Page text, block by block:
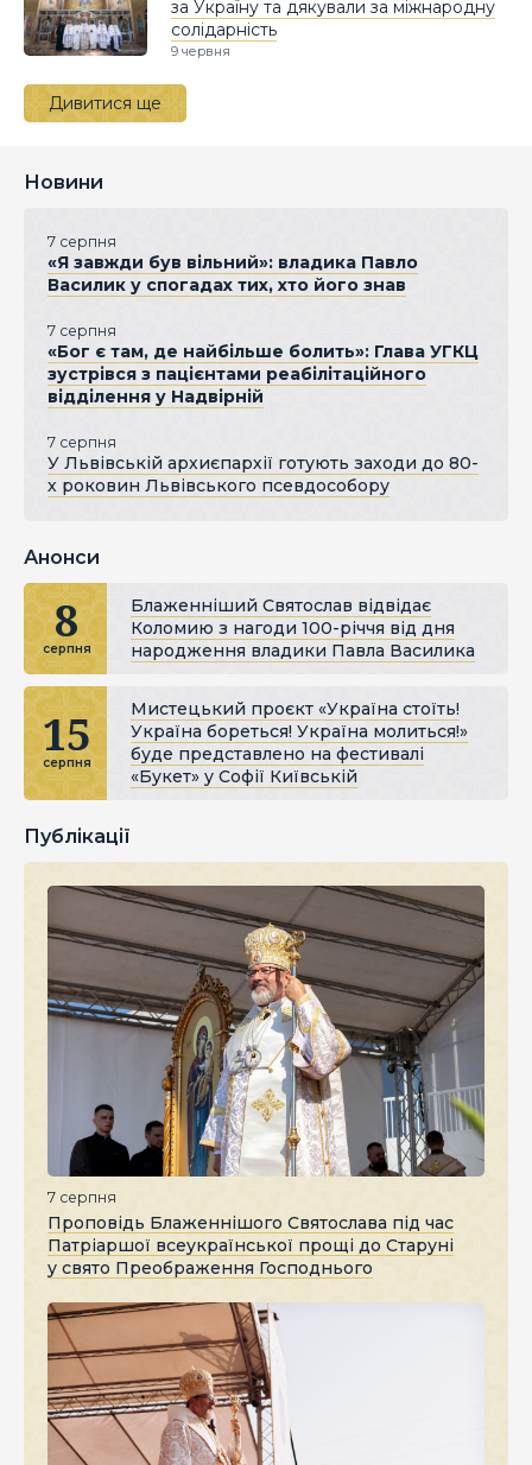
за Україну та дякували за міжнародну
солідарність
9 червня
Дивитися ще
Новини
7 серпня
«Я завжди був вільний»: владика Павло
Василик у спогадах тих, хто його знав
7 серпня
«Бог є там, де найбільше болить»: Глава УГКЦ
зустрівся з пацієнтами реабілітаційного
відділення у Надвірній
7 серпня
У Львівській архиєпархії готують заходи до 80-
х роковин Львівського псевдособору
Анонси
8
серпня
Блаженніший Святослав відвідає
Коломию з нагоди 100-річчя від дня
народження владики Павла Василика
15
серпня
Мистецький проєкт «Україна стоїть!
Україна бореться! Україна молиться!»
буде представлено на фестивалі
«Букет» у Софії Київській
Публікації
7 серпня
Проповідь Блаженнішого Святослава під час
Патріаршої всеукраїнської прощі до Старуні
у свято Преображення Господнього